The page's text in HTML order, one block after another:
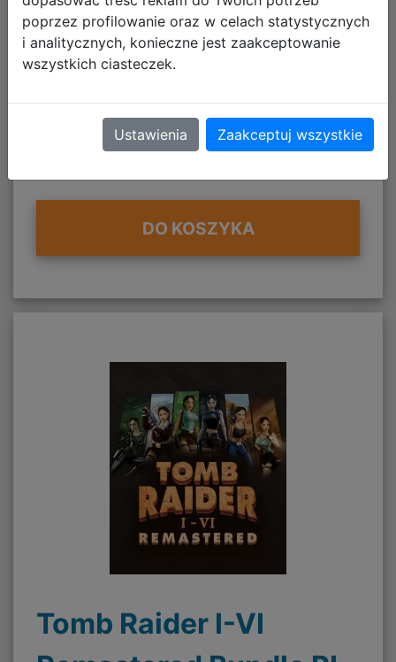
28,28 zł
Najniższa cena z 30 dni: 28,28 zł
Termin wysyłki: Natychmiast po opłaceniu
DO KOSZYKA
Tomb Raider I-VI
poprzez profilowanie oraz w celach statystycznych
i analitycznych, konieczne jest zaakceptowanie
wszystkich ciasteczek.
Ustawienia Zaakceptuj wszystkie